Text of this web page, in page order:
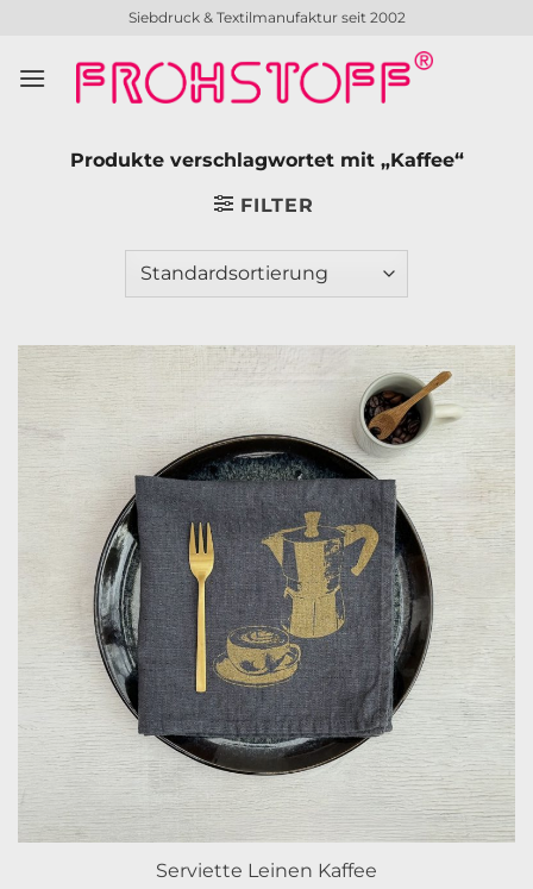
springen
Siebdruck & Textilmanufaktur seit 2002
Produkte verschlagwortet mit „Kaffee“
FILTER
Serviette Leinen Kaffee